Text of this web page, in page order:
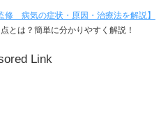
修 病気の症状・原因・治療法を解説】
とは？簡単に分かりやすく解説！
Link